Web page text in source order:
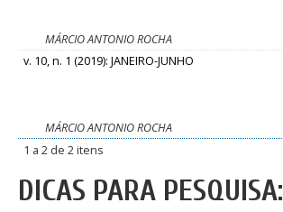
MÁRCIO ANTONIO ROCHA
v. 10, n. 1 (2019): JANEIRO-JUNHO
MÁRCIO ANTONIO ROCHA
1 a 2 de 2 itens
DICAS PARA PESQUISA: